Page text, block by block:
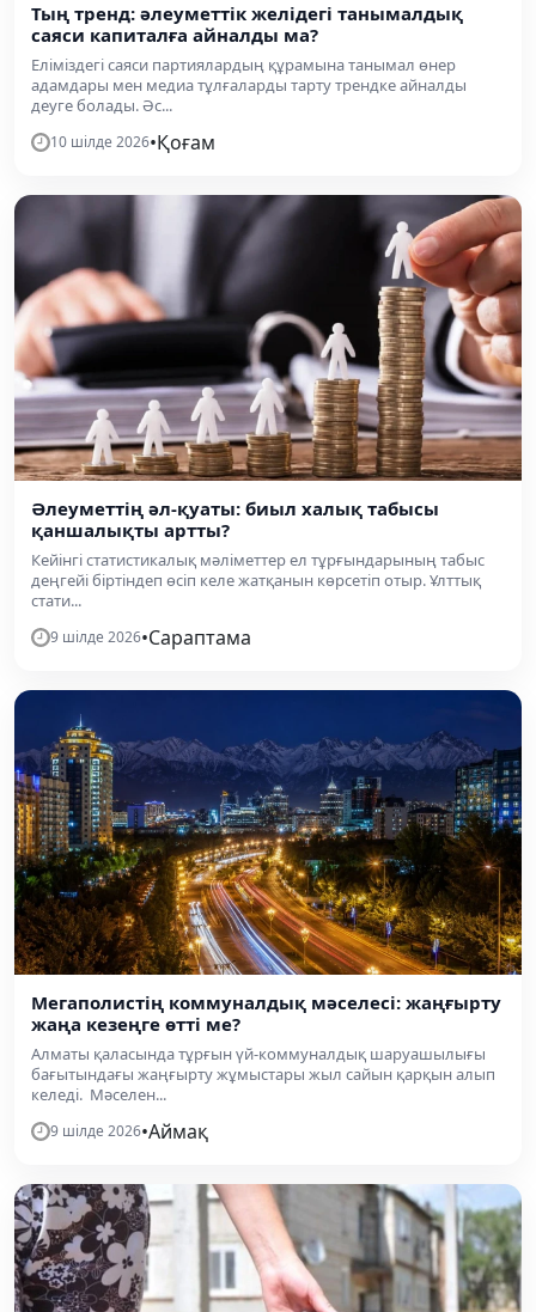
Тың тренд: әлеуметтік желідегі танымалдық
саяси капиталға айналды ма?
Еліміздегі саяси партиялардың құрамына танымал өнер
адамдары мен медиа тұлғаларды тарту трендке айналды
деуге болады. Әс...
10 шілде 2026•Қоғам
Әлеуметтің әл-қуаты: биыл халық табысы
қаншалықты артты?
Кейінгі статистикалық мәліметтер ел тұрғындарының табыс
деңгейі біртіндеп өсіп келе жатқанын көрсетіп отыр. Ұлттық
стати...
9 шілде 2026•Сараптама
Мегаполистің коммуналдық мәселесі: жаңғырту
жаңа кезеңге өтті ме?
Алматы қаласында тұрғын үй-коммуналдық шаруашылығы
бағытындағы жаңғырту жұмыстары жыл сайын қарқын алып
келеді. Мәселен...
9 шілде 2026•Аймақ